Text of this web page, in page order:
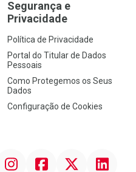
Segurança e
Privacidade
Política de Privacidade
Portal do Titular de Dados
Pessoais
Como Protegemos os Seus
Dados
Configuração de Cookies
InstagramFacebook Linkedin